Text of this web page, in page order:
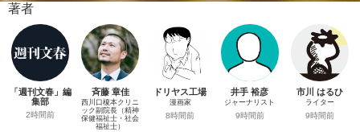
著者
「週刊文春」編
集部
2時間前
斉藤 章佳
西川口榎本クリニ
ック副院長（精神
保健福祉士・社会
福祉士）
ドリヤス工場
漫画家
8時間前
井手 裕彦
ジャーナリスト
9時間前
市川 はるひ
ライター
9時間前